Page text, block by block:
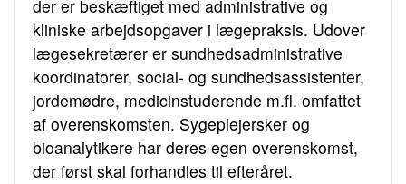
der er beskæftiget med administrative og
kliniske arbejdsopgaver i lægepraksis. Udover
lægesekretærer er sundhedsadministrative
koordinatorer, social- og sundhedsassistenter,
jordemødre, medicinstuderende m.fl. omfattet
af overenskomsten. Sygeplejersker og
bioanalytikere har deres egen overenskomst,
der først skal forhandles til efteråret.